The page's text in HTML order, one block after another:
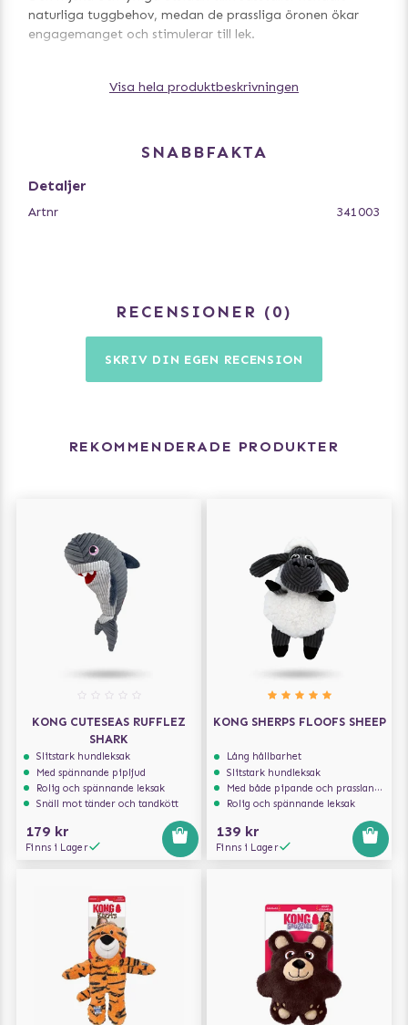
naturliga tuggbehov, medan de prassliga öronen ökar
engagemanget och stimulerar till lek.
Mått: 22x22x9,5 cm
Visa hela produktbeskrivningen
SNABBFAKTA
Detaljer
Artnr 341003
RECENSIONER 0
SKRIV DIN EGEN RECENSION
REKOMMENDERADE PRODUKTER
KONG CUTESEAS RUFFLEZ
SHARK
Slitstark hundleksak
Med spännande pipljud
Rolig och spännande leksak
Snäll mot tänder och tandkött
179 kr
Finns i Lager
KONG SHERPS FLOOFS SHEEP
Lång hållbarhet
Slitstark hundleksak
Med både pipande och prasslande ljud
Rolig och spännande leksak
139 kr
Finns i Lager